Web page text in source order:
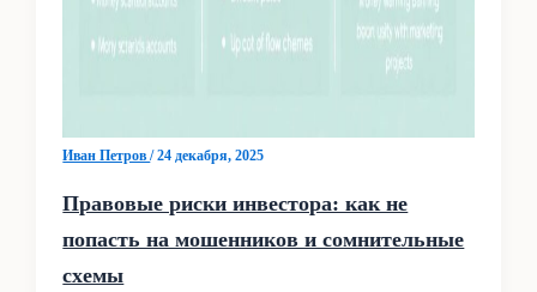
Иван Петров/24 декабря, 2025
Правовые риски инвестора: как не
попасть на мошенников и сомнительные
схемы